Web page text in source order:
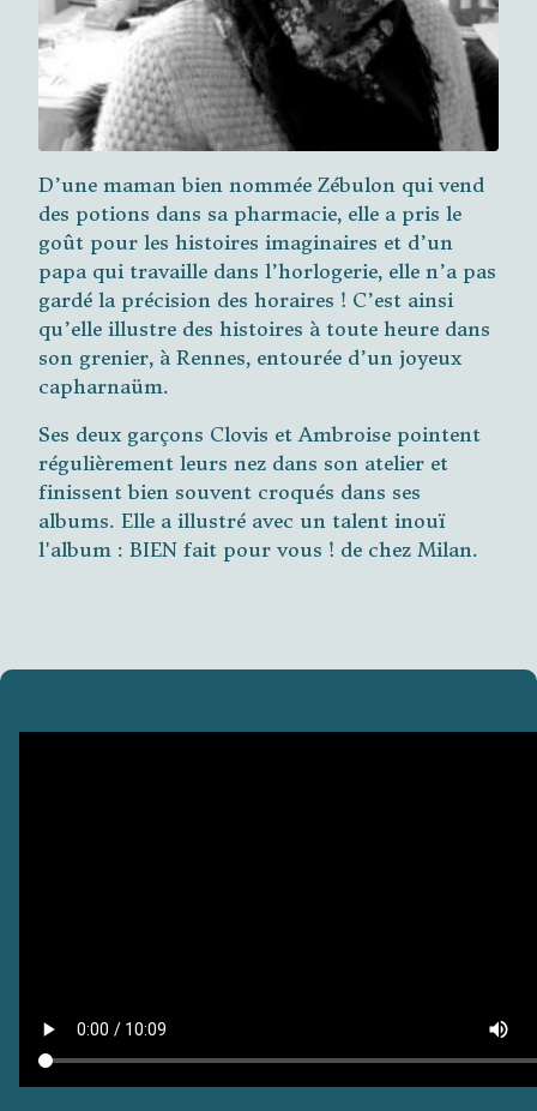
D’une maman bien nommée Zébulon qui vend
des potions dans sa pharmacie, elle a pris le
goût pour les histoires imaginaires et d’un
papa qui travaille dans l’horlogerie, elle n’a pas
gardé la précision des horaires ! C’est ainsi
qu’elle illustre des histoires à toute heure dans
son grenier, à Rennes, entourée d’un joyeux
capharnaüm.
Ses deux garçons Clovis et Ambroise pointent
régulièrement leurs nez dans son atelier et
finissent bien souvent croqués dans ses
albums. Elle a illustré avec un talent inouï
l'album : BIEN fait pour vous ! de chez Milan.